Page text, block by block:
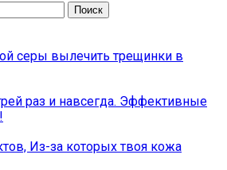
серы вылечить трещинки в
раз и навсегда. Эффективные
Из-за которых твоя кожа